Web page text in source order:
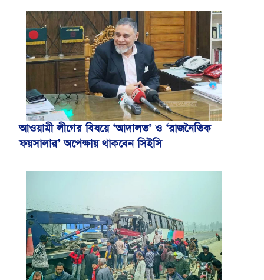
আওয়ামী লীগের বিষয়ে ‘আদালত’ ও ‘রাজনৈতিক
ফয়সালার’ অপেক্ষায় থাকবেন সিইসি